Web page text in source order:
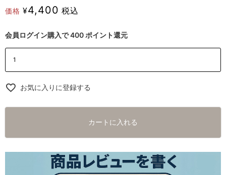
価格 ¥4,400 税込
会員ログイン購入で400 ポイント還元
お気に入りに登録する
カートに入れる